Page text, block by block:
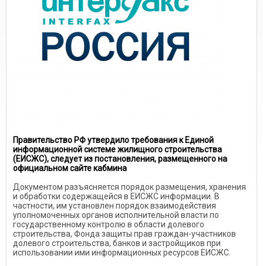
Правительство РФ утвердило требования к Единой
информационной системе жилищного строительства
(ЕИСЖС), следует из постановления, размещенного на
официальном сайте кабмина
Документом разъясняется порядок размещения, хранения
и обработки содержащейся в ЕИСЖС информации. В
частности, им установлен порядок взаимодействия
уполномоченных органов исполнительной власти по
государственному контролю в области долевого
строительства, Фонда защиты прав граждан-участников
долевого строительства, банков и застройщиков при
использовании ими информационных ресурсов ЕИСЖС.